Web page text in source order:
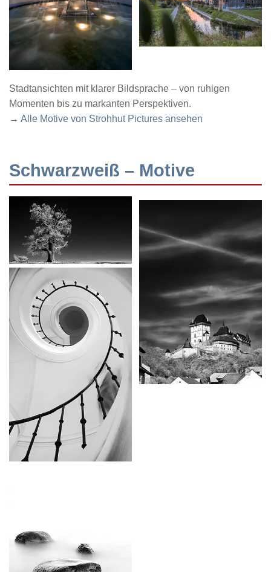
Stadtansichten mit klarer Bildsprache – von ruhigen
Momenten bis zu markanten Perspektiven.
→ Alle Motive von Strohhut Pictures ansehen
Schwarzweiß – Motive